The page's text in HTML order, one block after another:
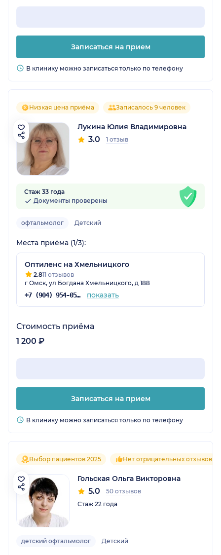
Записаться на прием
В клинику можно записаться только по телефону
Низкая цена приёма Записалось 9 человек
Лукина Юлия Владимировна
3.0 1 отзыв
Стаж 33 года
Документы проверены
офтальмолог Детский
Места приёма (1/3):
Оптиленс на Хмельницкого
2.811 отзывов
г Омск, ул Богдана Хмельницкого, д 188
+7 (904) 954-05-69 показать
Стоимость приёма
1 200 ₽
Записаться на прием
В клинику можно записаться только по телефону
Выбор пациентов 2025 Нет отрицательных отзывов
Гольская Ольга Викторовна
5.0
50 отзывов
Стаж 22 года
детский офтальмолог Детский